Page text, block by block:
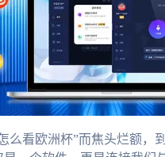
么看欧洲杯”而焦头烂额